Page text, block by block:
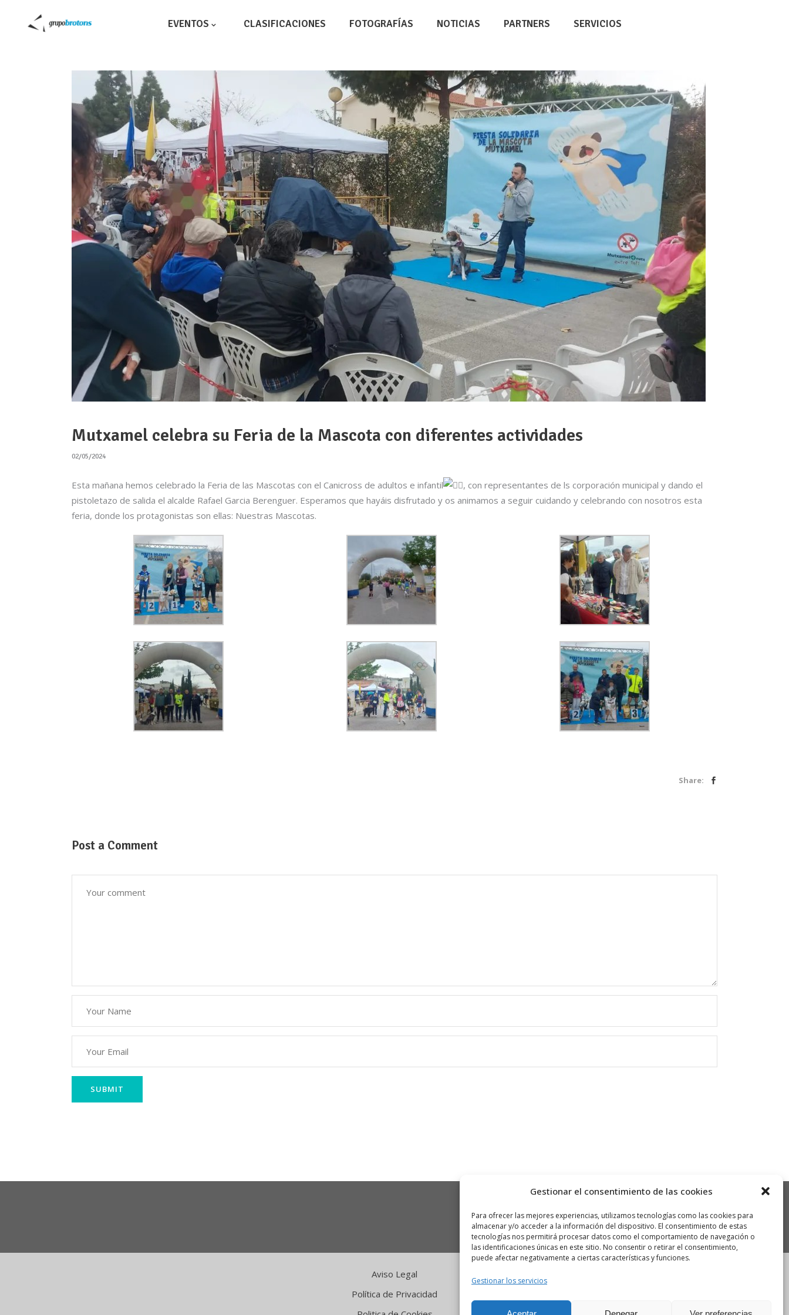
Gestionar el consentimiento de las cookies
Para ofrecer las mejores experiencias, utilizamos tecnologías como las cookies para
almacenar y/o acceder a la información del dispositivo. El consentimiento de estas
tecnologías nos permitirá procesar datos como el comportamiento de navegación o
las identificaciones únicas en este sitio. No consentir o retirar el consentimiento,
puede afectar negativamente a ciertas características y funciones.
Gestionar los servicios
EVENTOS CLASIFICACIONES FOTOGRAFÍAS NOTICIAS PARTNERS SERVICIOS
Mutxamel celebra su Feria de la Mascota con diferentes actividades
02/05/2024
Esta mañana hemos celebrado la Feria de las Mascotas con el Canicross de adultos e infantil
, con representantes de ls corporación municipal y dando el
pistoletazo de salida el alcalde Rafael Garcia Berenguer. Esperamos que hayáis disfrutado y os animamos a seguir cuidando y celebrando con nosotros esta
feria, donde los protagonistas son ellas: Nuestras Mascotas.
Share:
Post a Comment
Aviso Legal
Política de Privacidad